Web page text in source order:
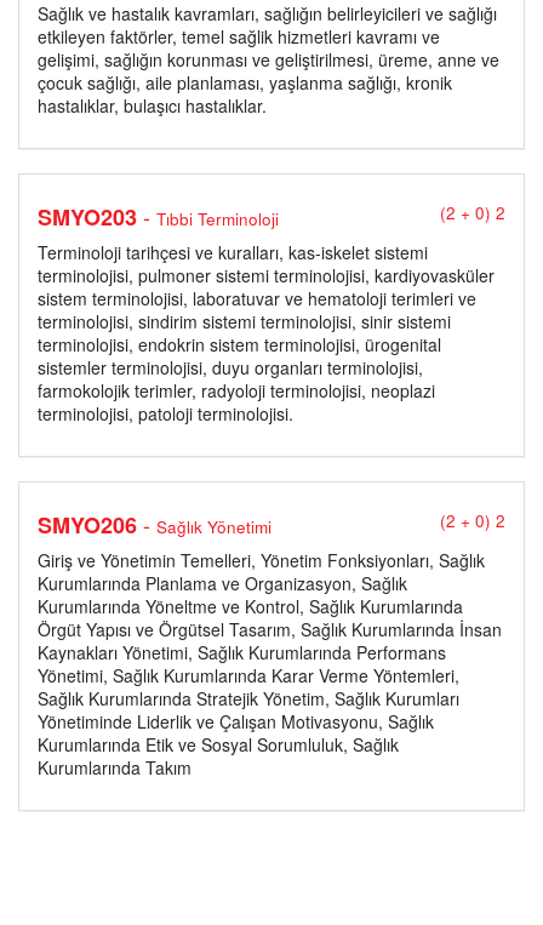
Sağlık ve hastalık kavramları, sağlığın belirleyicileri ve sağlığı
etkileyen faktörler, temel sağlik hizmetleri kavramı ve
gelişimi, sağlığın korunması ve geliştirilmesi, üreme, anne ve
çocuk sağlığı, aile planlaması, yaşlanma sağlığı, kronik
hastalıklar, bulaşıcı hastalıklar.
SMYO203- Tıbbi Terminoloji (2 + 0) 2
Terminoloji tarihçesi ve kuralları, kas-iskelet sistemi
terminolojisi, pulmoner sistemi terminolojisi, kardiyovasküler
sistem terminolojisi, laboratuvar ve hematoloji terimleri ve
terminolojisi, sindirim sistemi terminolojisi, sinir sistemi
terminolojisi, endokrin sistem terminolojisi, ürogenital
sistemler terminolojisi, duyu organları terminolojisi,
farmokolojik terimler, radyoloji terminolojisi, neoplazi
terminolojisi, patoloji terminolojisi.
SMYO206- Sağlık Yönetimi (2 + 0) 2
Giriş ve Yönetimin Temelleri, Yönetim Fonksiyonları, Sağlık
Kurumlarında Planlama ve Organizasyon, Sağlık
Kurumlarında Yöneltme ve Kontrol, Sağlık Kurumlarında
Örgüt Yapısı ve Örgütsel Tasarım, Sağlık Kurumlarında İnsan
Kaynakları Yönetimi, Sağlık Kurumlarında Performans
Yönetimi, Sağlık Kurumlarında Karar Verme Yöntemleri,
Sağlık Kurumlarında Stratejik Yönetim, Sağlık Kurumları
Yönetiminde Liderlik ve Çalışan Motivasyonu, Sağlık
Kurumlarında Etik ve Sosyal Sorumluluk, Sağlık
Kurumlarında Takım